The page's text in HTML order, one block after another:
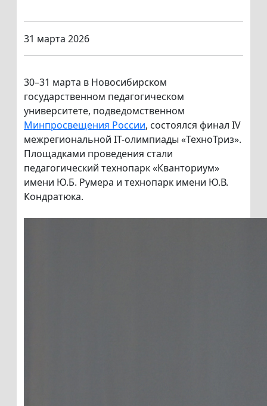
31 марта 2026
30–31 марта в Новосибирском
государственном педагогическом
университете, подведомственном
Минпросвещения России, состоялся финал IV
межрегиональной IT-олимпиады «ТехноТриз».
Площадками проведения стали
педагогический технопарк «Кванториум»
имени Ю.Б. Румера и технопарк имени Ю.В.
Кондратюка.